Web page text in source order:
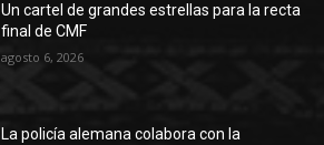
Un cartel de grandes estrellas para la recta
final de CMF
agosto 6, 2026
La policía alemana colabora con la